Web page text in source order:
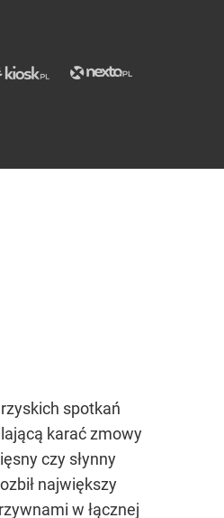
spotkań
karać zmowy
czy słynny
największy
w łącznej